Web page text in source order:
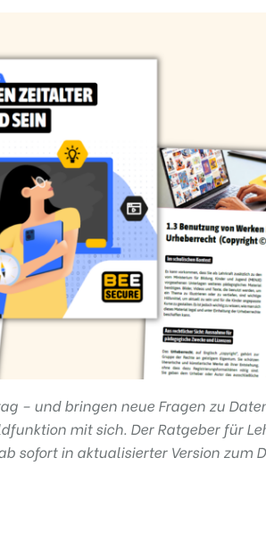
– und bringen neue Fragen zu
mit sich. Der Ratgeber für
sofort in aktualisierter Version zum